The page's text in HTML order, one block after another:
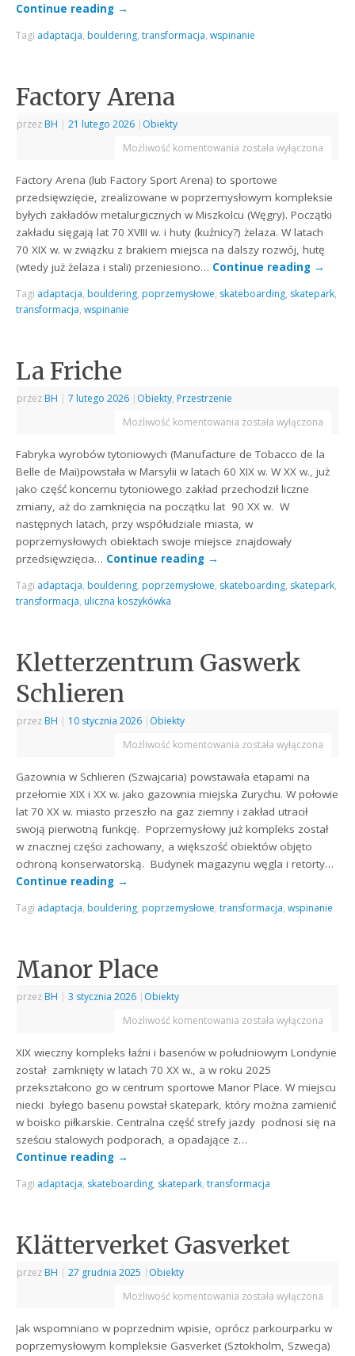
Continue reading →
Tagi adaptacja, bouldering,transformacja,wspinanie
Factory Arena
przez BH | 21 lutego 2026 | Obiekty
Możliwość komentowania została wyłączona
Factory Arena (lub Factory Sport Arena) to sportowe
przedsięwzięcie, zrealizowane w poprzemysłowym kompleksie
byłych zakładów metalurgicznych w Miszkolcu (Węgry). Początki
zakładu sięgają lat 70 XVIII w. i huty (kuźnicy?) żelaza. W latach
70 XIX w. w związku z brakiem miejsca na dalszy rozwój, hutę
(wtedy już żelaza i stali) przeniesiono… Continue reading →
Tagi adaptacja, bouldering, poprzemysłowe, skateboarding, skatepark,
transformacja,wspinanie
La Friche
przez BH | 7 lutego 2026 | Obiekty, Przestrzenie
Możliwość komentowania została wyłączona
Fabryka wyrobów tytoniowych (Manufacture de Tobacco de la
Belle de Mai)powstała w Marsylii w latach 60 XIX w. W XX w., już
jako część koncernu tytoniowego zakład przechodził liczne
zmiany, aż do zamknięcia na początku lat 90 XX w. W
następnych latach, przy współudziale miasta, w
poprzemysłowych obiektach swoje miejsce znajdowały
przedsięwzięcia… Continue reading →
Tagi adaptacja, bouldering, poprzemysłowe, skateboarding, skatepark,
transformacja, uliczna koszykówka
Kletterzentrum Gaswerk
Schlieren
przez BH | 10 stycznia 2026 | Obiekty
Możliwość komentowania została wyłączona
Gazownia w Schlieren (Szwajcaria) powstawała etapami na
przełomie XIX i XX w. jako gazownia miejska Zurychu. W połowie
lat 70 XX w. miasto przeszło na gaz ziemny i zakład utracił
swoją pierwotną funkcję. Poprzemysłowy już kompleks został
w znacznej części zachowany, a większość obiektów objęto
ochroną konserwatorską. Budynek magazynu węgla i retorty…
Continue reading →
Tagi adaptacja, bouldering, poprzemysłowe,transformacja,wspinanie
Manor Place
przez BH | 3 stycznia 2026 | Obiekty
Możliwość komentowania została wyłączona
XIX wieczny kompleks łaźni i basenów w południowym Londynie
został zamknięty w latach 70 XX w., a w roku 2025
przekształcono go w centrum sportowe Manor Place. W miejscu
niecki byłego basenu powstał skatepark, który można zamienić
w boisko piłkarskie. Centralna część strefy jazdy podnosi się na
sześciu stalowych podporach, a opadające z…
Continue reading →
Tagi adaptacja, skateboarding, skatepark,transformacja
Klätterverket Gasverket
przez BH | 27 grudnia 2025 | Obiekty
Możliwość komentowania została wyłączona
Jak wspomniano w poprzednim wpisie, oprócz parkourparku w
poprzemysłowym kompleksie Gasverket (Sztokholm, Szwecja)